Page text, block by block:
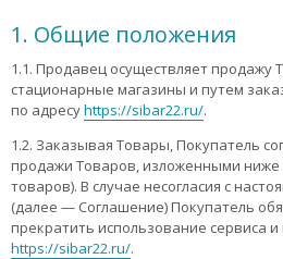
1. Общие положения
1.1. Продавец осуществляет продажу
стационарные магазины и путем
по адресуhttps://sibar22.ru/.
1.2. Заказывая Товары, Покупатель
продажи Товаров, изложенными
товаров). В случае несогласия с
(далее — Соглашение) Покупатель
прекратить использование сервиса и
https://sibar22.ru/.